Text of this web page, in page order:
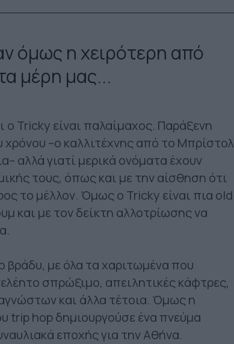
όμως η χειρότερη από
μέρη μας...
Tricky είναι παλαίμαχος. Παράξενη
–ο καλλιτέχνης από το Μπρίστολ
αλλά γιατί μερικά ονόματα έχουν
τους, όπως και με την αίσθηση ότι
το μέλλον. Όμως ο Tricky είναι πια old
και με τον δείκτη αλλοτρίωσης να
βράδυ, με όλα τα χαριτωμένα που
σπρώξιμο, απειλητικές κάφτρες,
και άλλα τέτοια. Όμως η
trip hop δημιουργούσε ένα πνεύμα
εποχής για την Αθήνα.